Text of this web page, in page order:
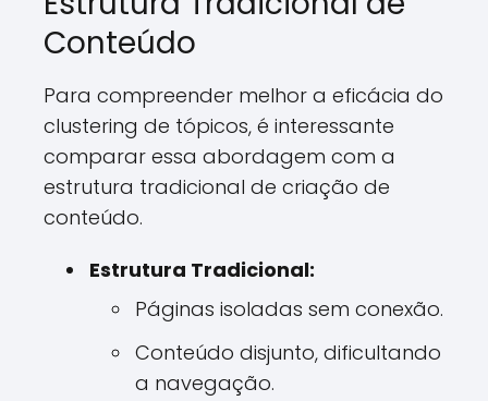
Conteúdo
Para compreender melhor a eficácia do
clustering de tópicos, é interessante
comparar essa abordagem com a
estrutura tradicional de criação de
conteúdo.
Estrutura Tradicional:
Páginas isoladas sem conexão.
Conteúdo disjunto, dificultando
a navegação.